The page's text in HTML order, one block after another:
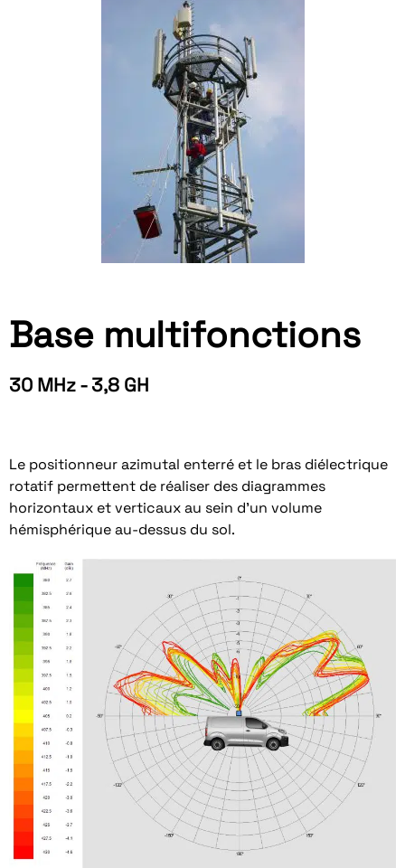
Base multifonctions
30 MHz - 3,8 GH
Le positionneur azimutal enterré et le bras diélectrique
rotatif permettent de réaliser des diagrammes
horizontaux et verticaux au sein d’un volume
hémisphérique au-dessus du sol.